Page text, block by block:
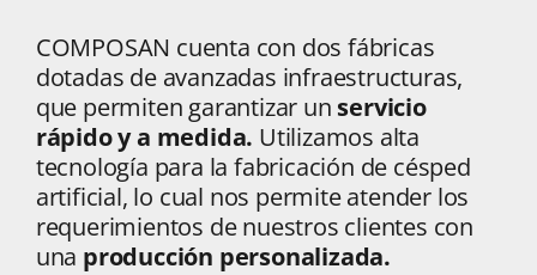
COMPOSAN cuenta con dos fábricas
dotadas de avanzadas infraestructuras,
que permiten garantizar un servicio
rápido y a medida. Utilizamos alta
tecnología para la fabricación de césped
artificial, lo cual nos permite atender los
requerimientos de nuestros clientes con
una producción personalizada.